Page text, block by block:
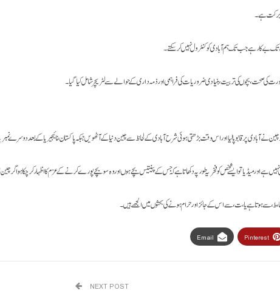
برکت ہےـ۔
بےکار ہے جب تک ہم آبادی کو کنٹرول نہیں کرسکتےـ۔
کی صحت،بچوں کی تربیت،بنیادی ضروریات کی فراہمی اور ذمہ داری کے حوالے سے لٹریچر شامل کیا گیاـ۔
نے آبادی پر قابو پالیا اور اس وقت بڑھتی ہوئی شرح آبادی کے لحاظ سے چین دنیا کے آٹھویں جبکہ پاکستان، نائیجیریا کے بعد دوسرے نمبر
میڈیا تو ایسے شخص کو فخریہ طور پہ دکھاتا ہے کہ جس کے پینتیس بچے ہوں اور وہ سو بچے پورے کرنے کے عزم کا اظہار کر چکا ہو اگر
سے ہوتا ہے یا، ت، سے ـ اس کے جائز اور حرام ہونے کی بحثوں میں الجھے ہیں ۔
Pinterest
Email
NEXT POST